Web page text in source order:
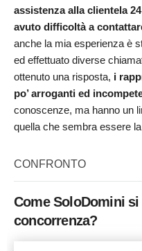
assistenza alla clientela
avuto difficoltà a
anche la mia esperienza è
ed effettuato diverse
ottenuto una risposta, i
po’ arroganti ed
conoscenze, ma hanno un
quella che sembra essere
CONFRONTO
Come SoloDomini
concorrenza?